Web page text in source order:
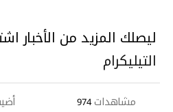
ليصلك المزيد من الأخبار
التيليكرام
مشاهدات974